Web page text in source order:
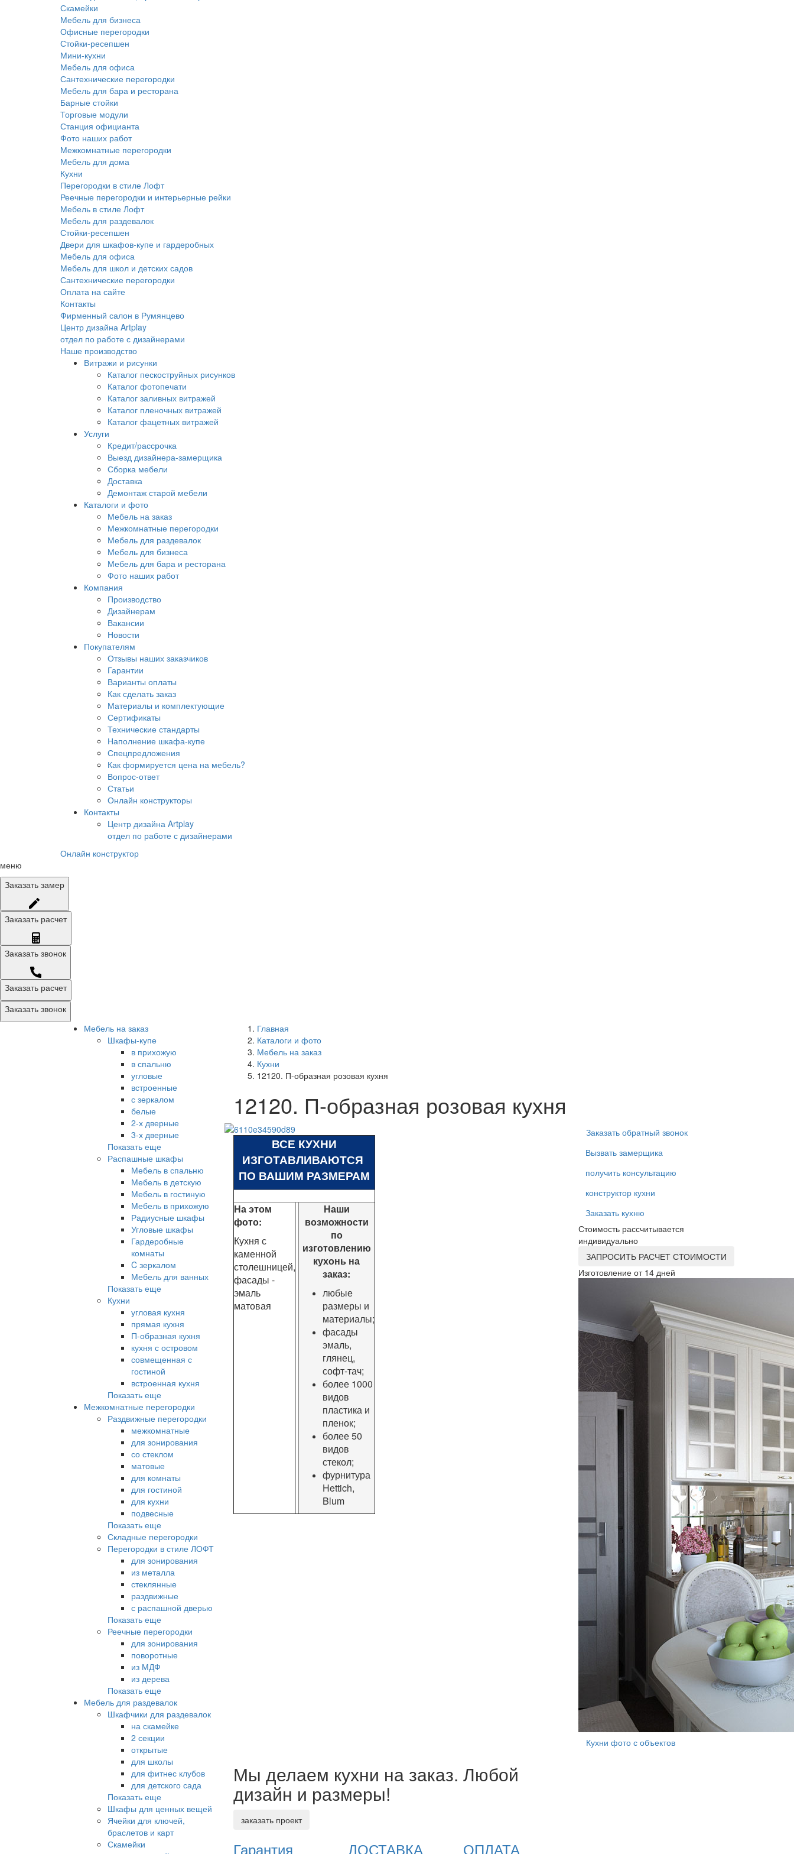
Скамейки
Мебель для бизнеса
Офисные перегородки
Стойки-ресепшен
Мини-кухни
Мебель для офиса
Сантехнические перегородки
Мебель для бара и ресторана
Барные стойки
Торговые модули
Станция официанта
Фото наших работ
Межкомнатные перегородки
Мебель для дома
Кухни
Перегородки в стиле Лофт
Реечные перегородки и интерьерные рейки
Мебель в стиле Лофт
Мебель для раздевалок
Стойки-ресепшен
Двери для шкафов-купе и гардеробных
Мебель для офиса
Мебель для школ и детских садов
Сантехнические перегородки
Оплата на сайте
Контакты
Фирменный салон в Румянцево
Центр дизайна Artplay
отдел по работе с дизайнерами
Наше производство
Витражи и рисунки
Каталог пескоструйных рисунков
Каталог фотопечати
Каталог заливных витражей
Каталог пленочных витражей
Каталог фацетных витражей
Услуги
Кредит/рассрочка
Выезд дизайнера-замерщика
Сборка мебели
Доставка
Демонтаж старой мебели
Каталоги и фото
Мебель на заказ
Межкомнатные перегородки
Мебель для раздевалок
Мебель для бизнеса
Мебель для бара и ресторана
Фото наших работ
Компания
Производство
Дизайнерам
Вакансии
Новости
Покупателям
Отзывы наших заказчиков
Гарантии
Варианты оплаты
Как сделать заказ
Материалы и комплектующие
Сертификаты
Технические стандарты
Наполнение шкафа-купе
Спецпредложения
Как формируется цена на мебель?
Вопрос-ответ
Статьи
Онлайн конструкторы
Контакты
Центр дизайна Artplay
отдел по работе с дизайнерами
Онлайн конструктор
меню
Заказать замер
Заказать расчет
Заказать звонок
Заказать расчет
Заказать звонок
Мебель на заказ
Шкафы-купе
в прихожую
в спальню
угловые
встроенные
с зеркалом
белые
2-х дверные
3-х дверные
Показать еще
Распашные шкафы
Мебель в спальню
Мебель в детскую
Мебель в гостиную
Мебель в прихожую
Радиусные шкафы
Угловые шкафы
Гардеробные
комнаты
C зеркалом
Мебель для ванных
Показать еще
Кухни
угловая кухня
прямая кухня
П-образная кухня
кухня с островом
совмещенная с
гостиной
встроенная кухня
Показать еще
Межкомнатные перегородки
Раздвижные перегородки
межкомнатные
для зонирования
со стеклом
матовые
для комнаты
для гостиной
для кухни
подвесные
Показать еще
Складные перегородки
Перегородки в стиле ЛОФТ
для зонирования
из металла
стеклянные
раздвижные
с распашной дверью
Показать еще
Реечные перегородки
для зонирования
поворотные
из МДФ
из дерева
Показать еще
Мебель для раздевалок
Шкафчики для раздевалок
на скамейке
2 секции
открытые
для школы
для фитнес клубов
для детского сада
Показать еще
Шкафы для ценных вещей
Ячейки для ключей,
браслетов и карт
Скамейки
Главная
Каталоги и фото
Мебель на заказ
Кухни
12120. П-образная розовая кухня
12120. П-образная розовая кухня
ВСЕ КУХНИ
ИЗГОТАВЛИВАЮТСЯ
ПО ВАШИМ РАЗМЕРАМ
На этом
фото:
Кухня с
каменной
столешницей,
фасады -
эмаль
матовая
Наши
возможности
по
изготовлению
кухонь на
заказ:
любые
размеры и
материалы;
фасады
эмаль,
глянец,
софт-тач;
более 1000
видов
пластика и
пленок;
более 50
видов
стекол;
фурнитура
Hettich,
Blum
Заказать обратный звонок
Вызвать замерщика
получить консультацию
конструктор кухни
Заказать кухню
Стоимость рассчитывается
индивидуально
ЗАПРОСИТЬ РАСЧЕТ СТОИМОСТИ
Изготовление от 14 дней
Кухни фото с объектов
Мы делаем кухни на заказ. Любой
дизайн и размеры!
заказать проект
Гарантия ДОСТАВКА ОПЛАТА